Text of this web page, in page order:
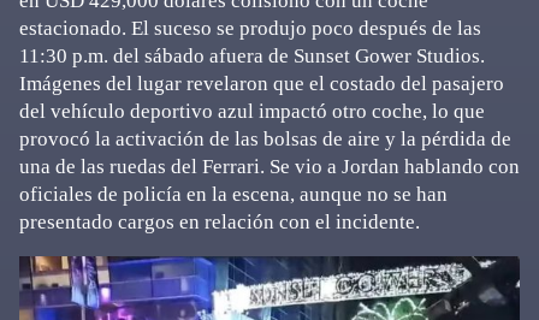
estacionado. El suceso se produjo poco después de las
11:30 p.m. del sábado afuera de Sunset Gower Studios.
Imágenes del lugar revelaron que el costado del pasajero
del vehículo deportivo azul impactó otro coche, lo que
provocó la activación de las bolsas de aire y la pérdida de
una de las ruedas del Ferrari. Se vio a Jordan hablando con
oficiales de policía en la escena, aunque no se han
presentado cargos en relación con el incidente.